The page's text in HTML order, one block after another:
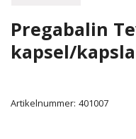
Pregabalin
kapsel/
Artikelnummer: 401007